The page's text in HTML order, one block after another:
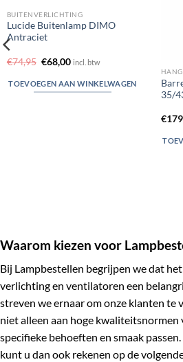
BUITENVERLICHTING
Lucide Buitenlamp DIMO
Antraciet
€74,95 Oorspronkelijke
prijs
was:
€74,95.
€68,00Huidige
is:
€68,00.
incl. btw
TOEVOEGEN AAN WINKELWAGEN
35/
€
Waarom kiezen voor
Bij Lampbestellen begrijpen we dat
verlichting en ventilatoren een
streven we ernaar om onze klanten te
niet alleen aan hoge kwaliteitsnormen
specifieke behoeften en smaak
kunt u dan ook rekenen op de